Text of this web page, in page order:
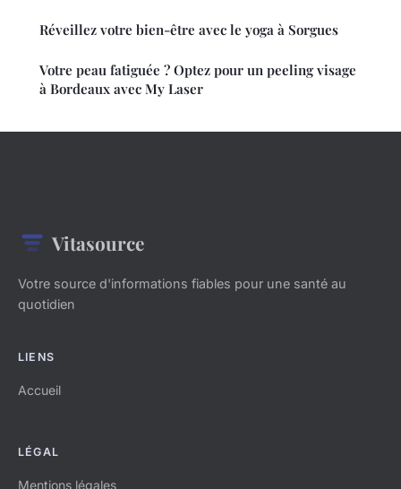
Réveillez votre bien-être avec le yoga à Sorgues
Votre peau fatiguée ? Optez pour un peeling visage
à Bordeaux avec My Laser
Vitasource
Votre source d'informations fiables pour une santé au
quotidien
LIENS
Accueil
LÉGAL
Mentions légales